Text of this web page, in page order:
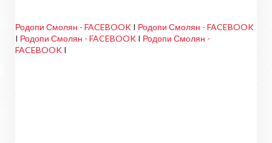
Родопи Смолян - FACEBOOK I Родопи Смолян - FACEBOOK
I Родопи Смолян - FACEBOOK I Родопи Смолян -
FACEBOOK I